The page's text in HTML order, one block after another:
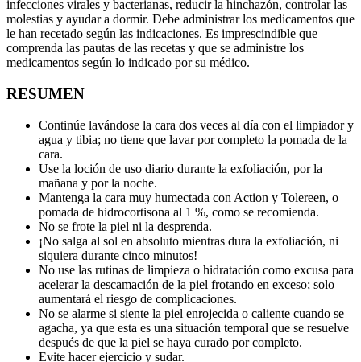
infecciones virales y bacterianas, reducir la hinchazón, controlar las
molestias y ayudar a dormir. Debe administrar los medicamentos que
le han recetado según las indicaciones. Es imprescindible que
comprenda las pautas de las recetas y que se administre los
medicamentos según lo indicado por su médico.
RESUMEN
Continúe lavándose la cara dos veces al día con el limpiador y
agua y tibia; no tiene que lavar por completo la pomada de la
cara.
Use la loción de uso diario durante la exfoliación, por la
mañana y por la noche.
Mantenga la cara muy humectada con Action y Tolereen, o
pomada de hidrocortisona al 1 %, como se recomienda.
No se frote la piel ni la desprenda.
¡No salga al sol en absoluto mientras dura la exfoliación, ni
siquiera durante cinco minutos!
No use las rutinas de limpieza o hidratación como excusa para
acelerar la descamación de la piel frotando en exceso; solo
aumentará el riesgo de complicaciones.
No se alarme si siente la piel enrojecida o caliente cuando se
agacha, ya que esta es una situación temporal que se resuelve
después de que la piel se haya curado por completo.
Evite hacer ejercicio y sudar.